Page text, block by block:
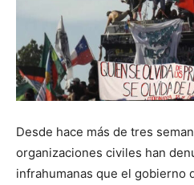
Desde hace más de tres
organizaciones civiles han
infrahumanas que el gobierno